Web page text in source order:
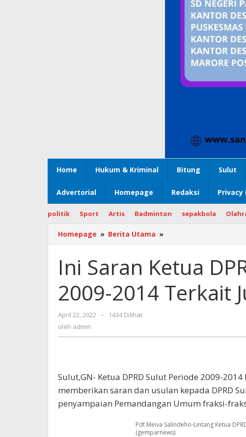
Home Hukum & Kriminal Bitung Sulut
Advertorial Homepage Redaksi Privacy
politik Sport Artis Badminton sepakbola
Homepage » Berita Utama »
Saran
DPRD
Sulut
Periode
2009-
Ranperda
Ini Saran Ketua
2009-2014 Terkait
April 22, 2022
oleh
-
1434 Dilihat
oleh admin
Sulut,GN- Ketua DPRD Sulut Periode 2009-
memberikan saran dan usulan kepada DPRD
penyampaian Pemandangan Umum fraksi-
Pdt Meiva Salindeho-Lintang Ketua
(gemparnews)